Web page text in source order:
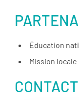
Éducation
Mission locale